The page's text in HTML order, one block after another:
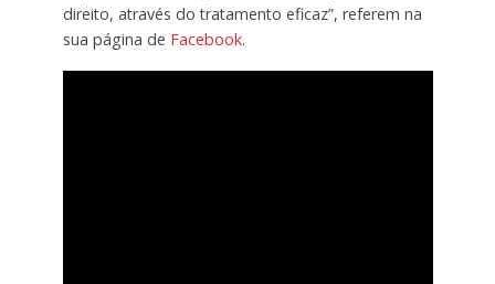
direito, através do tratamento eficaz”, referem na
sua página de Facebook.